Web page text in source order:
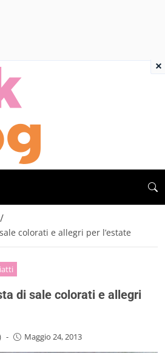
/
colorati e allegri per l’estate
di sale colorati e allegri
- Maggio 24, 2013
×